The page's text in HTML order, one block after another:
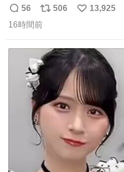
マごめん、日本」
返
信
56
リ
ポ
ト
数
506
い
数
13,925
16時間前